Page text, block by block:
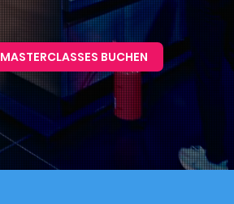
MASTERCLASSES BUCHEN